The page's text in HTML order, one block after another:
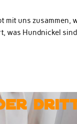
mit uns
Hundnickel